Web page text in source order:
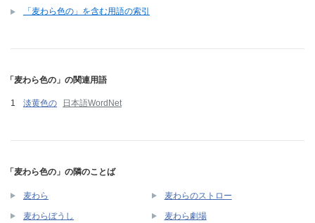
「麦わら色の」を含む用語の索引
「麦わら色の」の関連用語
淡黄色の 日本語WordNet
「麦わら色の」の隣のことば
麦わら 麦わらのストロー
麦わらぼうし 麦わら劇場